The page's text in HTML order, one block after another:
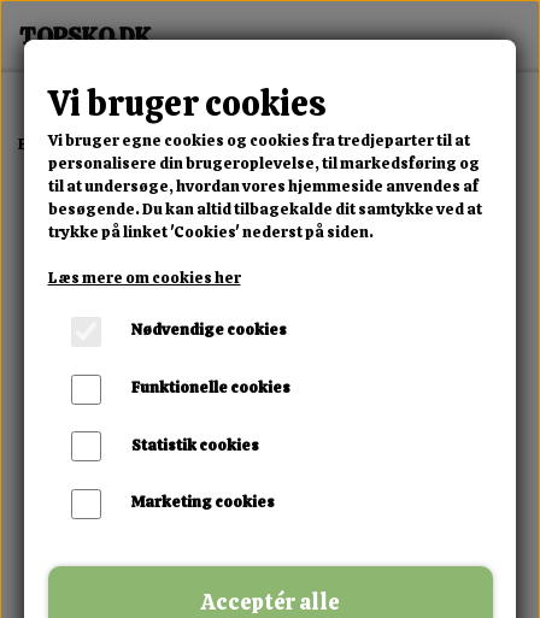
Forside Dame Alle Damesko Vanessa Kork Sandal
Vi bruger cookies
Vi bruger egne cookies og cookies fra tredjeparter til at
personalisere din brugeroplevelse, til markedsføring og
til at undersøge, hvordan vores hjemmeside anvendes af
besøgende. Du kan altid tilbagekalde dit samtykke ved at
trykke på linket 'Cookies' nederst på siden.
Læs mere om cookies her
Nødvendige cookies
Funktionelle cookies
Statistik cookies
Marketing cookies
Acceptér alle